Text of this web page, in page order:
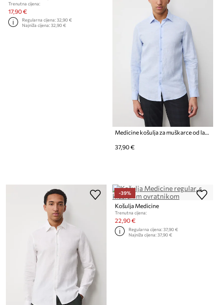
Trenutna cijena:
17,90 €
Regularna cijena:32,90 €
Najniža cijena:32,90 €
37,90 €
-39%
Košulja Medicine
Trenutna cijena:
22,90 €
Regularna cijena:37,90 €
Najniža cijena:37,90 €